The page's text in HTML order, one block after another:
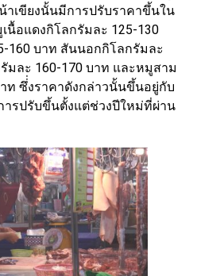
าเขียงนั้นมีการปรับราคาขึ้นใน
นื้อแดงกิโลกรัมละ 125-130
160 บาท สันนอกกิโลกรัมละ
มละ 160-170 บาท และหมูสาม
ท ซึ่่งราคาดังกล่าวนั้นขึ้นอยู่กับ
รปรับขึ้นตั้งแต่ช่วงปีใหม่ที่ผ่าน